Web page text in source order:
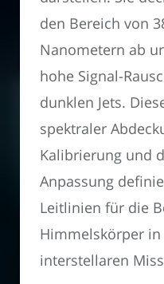
den Bereich von
Nanometern ab
hohe Signal-
dunklen Jets.
spektraler
Kalibrierung und
Anpassung
Leitlinien für die
Himmelskörper
interstellaren